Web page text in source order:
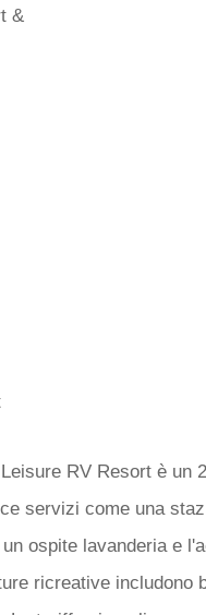
&
RV Resort è un
servizi come una
ospite lavanderia e
ricreative includono